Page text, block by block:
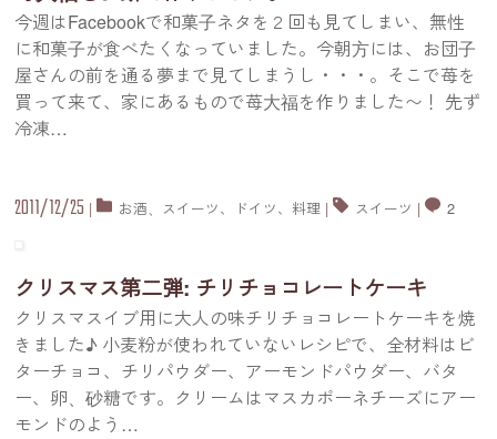
今週はFacebookで和菓子ネタを２回も見てしまい、無性
に和菓子が食べたくなっていました。今朝方には、お団子
屋さんの前を通る夢まで見てしまうし・・・。そこで苺を
買って来て、家にあるもので苺大福を作りました〜！ 先ず
冷凍…
2011/12/25 | お酒、 スイーツ、 ドイツ、料理 | スイーツ | 2
クリスマス第二弾: チリチョコレートケーキ
クリスマスイブ用に大人の味チリチョコレートケーキを焼
きました♪ 小麦粉が使われていないレシピで、全材料はビ
ターチョコ、チリパウダー、アーモンドパウダー、バタ
ー、卵、砂糖です。クリームはマスカポーネチーズにアー
モンドのよう …